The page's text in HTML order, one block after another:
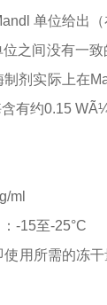
单位给出
之间没有一
剂实际上在
有约0.15
ml
-15至-25°C
用所需的冻